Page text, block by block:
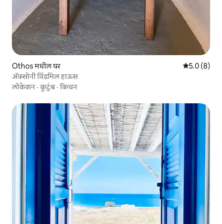
Othos मधील घर 5 पैकी 5.0
5.0 (8)
ॲक्सोनी विंडमिल हाऊस
लोकेशन ·कुटुंब·किचन